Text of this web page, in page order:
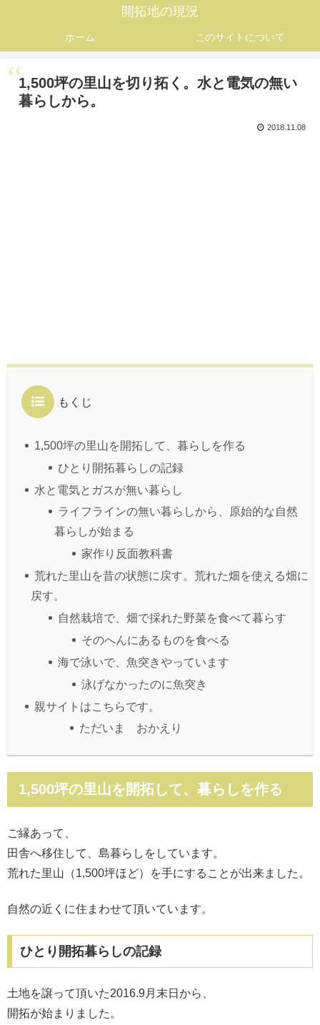
開拓地の現況
ホーム このサイトについて
1,500坪の里山を切り拓く。水と電気の無い
暮らしから。
2018.11.08
もくじ
1,500坪の里山を開拓して、暮らしを作る
ひとり開拓暮らしの記録
水と電気とガスが無い暮らし
ライフラインの無い暮らしから、原始的な自然
暮らしが始まる
家作り反面教科書
荒れた里山を昔の状態に戻す。荒れた畑を使える畑に
戻す。
自然栽培で、畑で採れた野菜を食べて暮らす
そのへんにあるものを食べる
海で泳いで、魚突きやっています
泳げなかったのに魚突き
親サイトはこちらです。
ただいま おかえり
1,500坪の里山を開拓して、暮らしを作る
ご縁あって、
田舎へ移住して、島暮らしをしています。
荒れた里山（1,500坪ほど）を手にすることが出来ました。
自然の近くに住まわせて頂いています。
ひとり開拓暮らしの記録
土地を譲って頂いた2016.9月末日から、
開拓が始まりました。